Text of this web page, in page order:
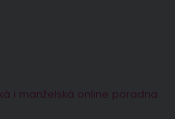
i manželská online poradna